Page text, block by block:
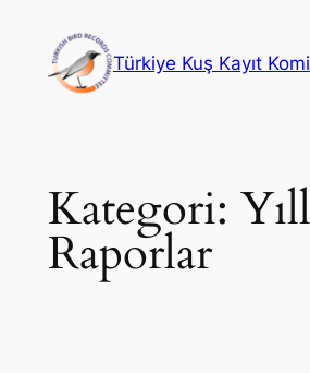
Türkiye Kuş Kayıt
Kategori:
Raporlar